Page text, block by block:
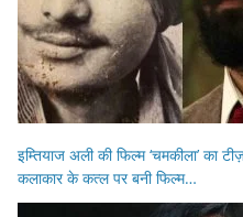
इम्तियाज अली की फिल्म ‘चमकीला’ का
कलाकार के कत्ल पर बनी फिल्म…